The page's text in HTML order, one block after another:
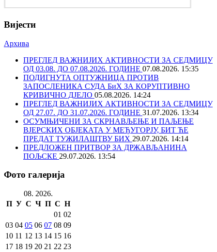
Вијести
Архива
ПРЕГЛЕД ВАЖНИЈИХ АКТИВНОСТИ ЗА СЕДМИЦУ
ОД 03.08. ДО 07.08.2026. ГОДИНЕ 07.08.2026. 15:35
ПОДИГНУТА ОПТУЖНИЦА ПРОТИВ
ЗАПОСЛЕНИКА СУДА БиХ ЗА КОРУПТИВНО
КРИВИЧНО ДЈЕЛО 05.08.2026. 14:24
ПРЕГЛЕД ВАЖНИЈИХ АКТИВНОСТИ ЗА СЕДМИЦУ
ОД 27.07. ДО 31.07.2026. ГОДИНЕ 31.07.2026. 13:34
ОСУМЊИЧЕНИ ЗА СКРНАВЉЕЊЕ И ПАЉЕЊЕ
ВЈЕРСКИХ ОБЈЕКАТА У МЕЂУГОРЈУ, БИТ ЋЕ
ПРЕДАТ ТУЖИЛАШТВУ БИХ 29.07.2026. 14:14
ПРЕДЛОЖЕН ПРИТВОР ЗА ДРЖАВЉАНИНА
ПОЉСКЕ 29.07.2026. 13:54
Фото галерија
08. 2026.
П У С Ч П С Н
01 02
03 04 05 06 07 08 09
10 11 12 13 14 15 16
17 18 19 20 21 22 23